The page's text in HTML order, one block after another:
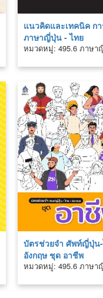
แนวคิดและเทคนิค ก
ภาษาญี่ปุ่น - ไทย
หมวดหมู่: 495.6 ภาษา
บัตรช่วยจำ ศัพท์ญี่ปุ่น
อังกฤษ ชุด อาชีพ
หมวดหมู่: 495.6 ภาษา